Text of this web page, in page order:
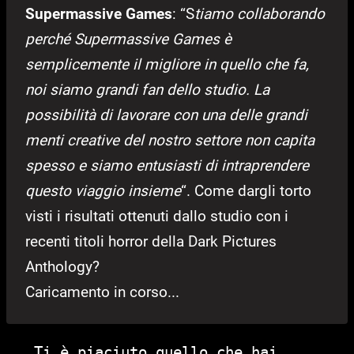
Supermassive Games: “Stiamo collaborando
perché Supermassive Games è
semplicemente il migliore in quello che fa,
noi siamo grandi fan dello studio. La
possibilità di lavorare con una delle grandi
menti creative del nostro settore non capita
spesso e siamo entusiasti di intraprendere
questo viaggio insieme“. Come dargli torto
visti i risultati ottenuti dallo studio con i
recenti titoli horror della Dark Pictures
Anthology?
Caricamento in corso...